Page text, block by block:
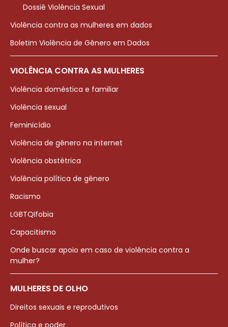
Dossiê Violência Sexual
Violência contra as mulheres em dados
Boletim Violência de Gênero em Dados
VIOLÊNCIA CONTRA AS MULHERES
Violência doméstica e familiar
Violência sexual
Feminicídio
Violência de gênero na internet
Violência obstétrica
Violência política de gênero
Racismo
LGBTQIfobia
Capacitismo
Onde buscar apoio em caso de violência contra a
mulher?
MULHERES DE OLHO
Direitos sexuais e reprodutivos
Política e poder